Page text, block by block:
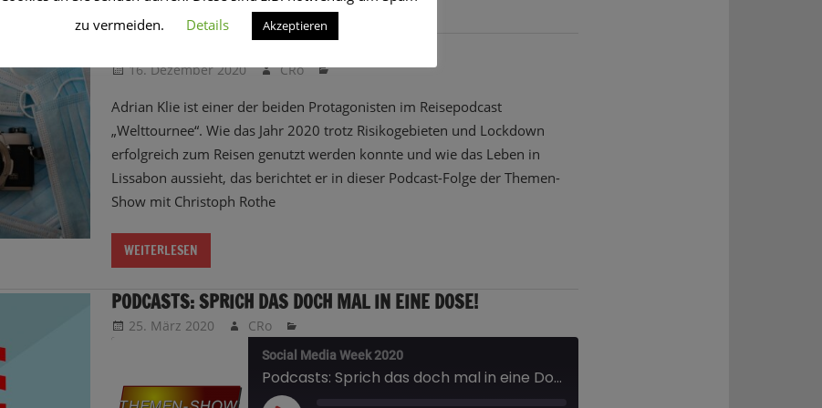
REISEPODCAST IM LOCKDOWN?!
16. Dezember 2020 CRo
Adrian Klie ist einer der beiden Protagonisten im Reisepodcast
„Welttournee“. Wie das Jahr 2020 trotz Risikogebieten und Lockdown
erfolgreich zum Reisen genutzt werden konnte und wie das Leben in
Lissabon aussieht, das berichtet er in dieser Podcast-Folge der Themen-
Show mit Christoph Rothe
WEITERLESEN
PODCASTS: SPRICH DAS DOCH MAL IN EINE DOSE!
25. März 2020 CRo
Social Media Week 2020
Podcasts: Sprich das doch mal in eine Dose!
zu vermeiden.
Details Akzeptieren